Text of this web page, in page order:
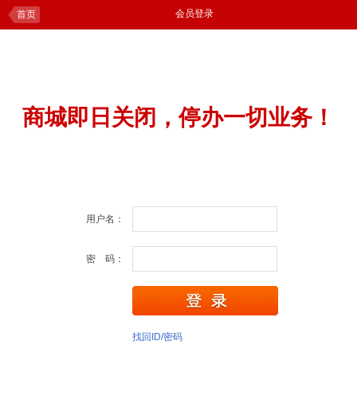
首页 会员登录
商城即日关闭，停办一切业务！
用户名：
密 码：
找回ID/密码